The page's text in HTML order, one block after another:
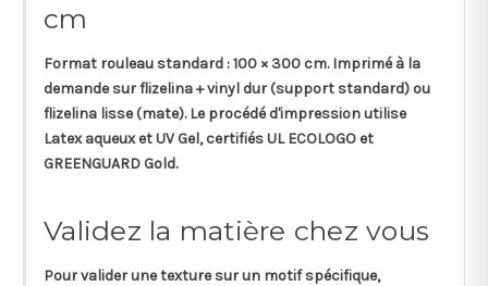
cm
Format rouleau standard :100 × 300 cm. Imprimé à la
demande sur flizelina + vinyl dur (support standard) ou
flizelina lisse (mate). Le procédé d'impression utilise
Latex aqueux et UV Gel, certifiés UL ECOLOGO et
GREENGUARD Gold.
Validez la matière chez vous
Pour valider une texture sur un motif spécifique,